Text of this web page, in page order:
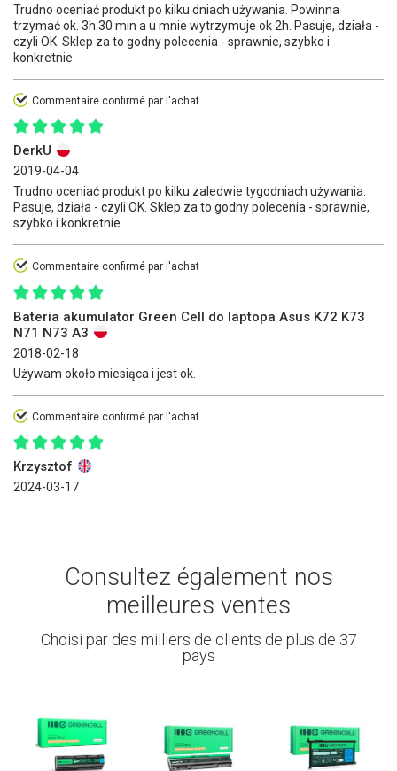
Trudno oceniać produkt po kilku dniach używania. Powinna
trzymać ok. 3h 30 min a u mnie wytrzymuje ok 2h. Pasuje, działa -
czyli OK. Sklep za to godny polecenia - sprawnie, szybko i
konkretnie.
Commentaire confirmé par l'achat
DerkU
2019-04-04
Trudno oceniać produkt po kilku zaledwie tygodniach używania.
Pasuje, działa - czyli OK. Sklep za to godny polecenia - sprawnie,
szybko i konkretnie.
Commentaire confirmé par l'achat
Bateria akumulator Green Cell do laptopa Asus K72 K73
N71 N73 A3
2018-02-18
Używam około miesiąca i jest ok.
Commentaire confirmé par l'achat
Krzysztof
2024-03-17
Consultez également nos
meilleures ventes
Choisi par des milliers de clients de plus de 37
pays